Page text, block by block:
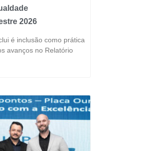
2026
é inclusão como prática
avanços no Relatório